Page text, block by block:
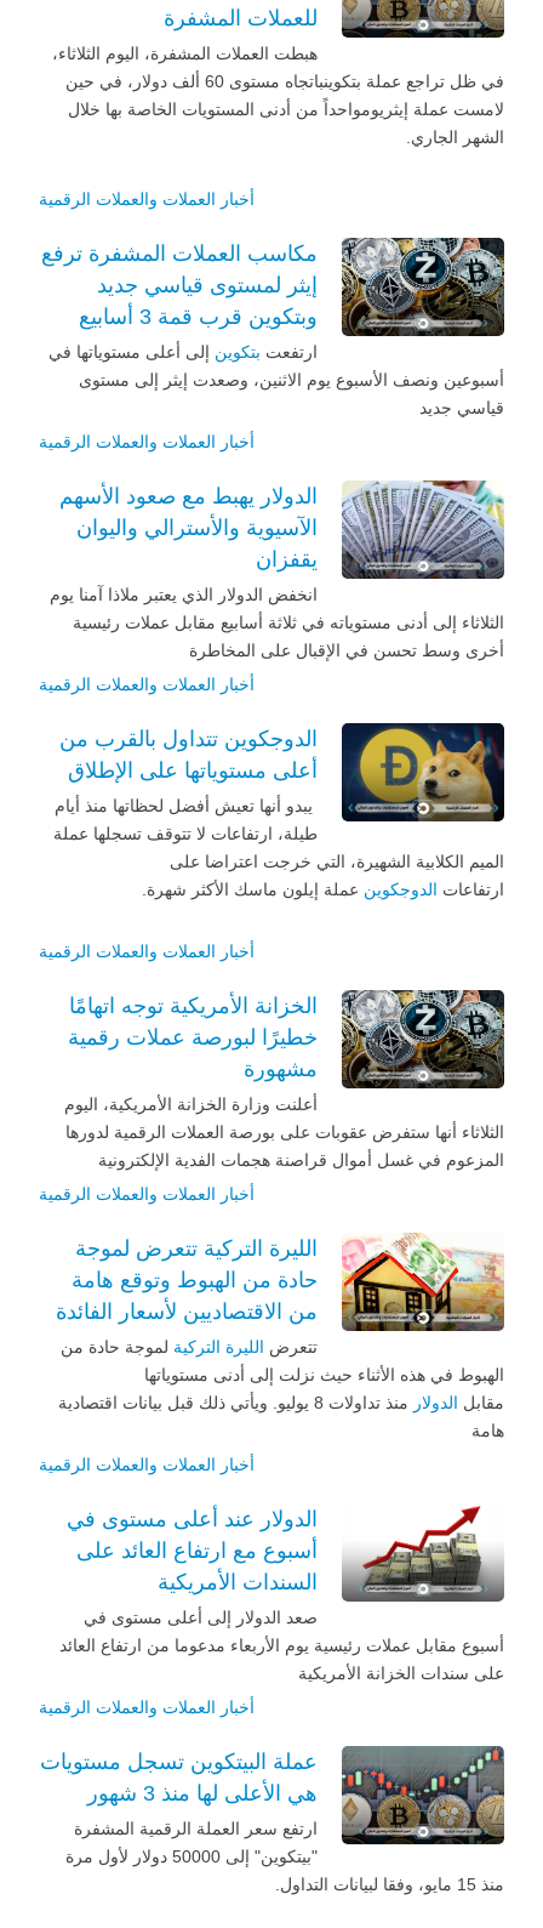
للعملات المشفرة
هبطت العملات المشفرة، اليوم الثلاثاء،
في ظل تراجع عملة بتكوينباتجاه مستوى 60 ألف دولار، في حين
لامست عملة إيثريومواحداً من أدنى المستويات الخاصة بها خلال
الشهر الجاري.
أخبار العملات والعملات الرقمية
مكاسب العملات المشفرة ترفع
إيثر لمستوى قياسي جديد
وبتكوين قرب قمة 3 أسابيع
ارتفعت بتكوين إلى أعلى مستوياتها في
أسبوعين ونصف الأسبوع يوم الاثنين، وصعدت إيثر إلى مستوى
قياسي جديد
أخبار العملات والعملات الرقمية
الدولار يهبط مع صعود الأسهم
الآسيوية والأسترالي واليوان
يقفزان
انخفض الدولار الذي يعتبر ملاذا آمنا يوم
الثلاثاء إلى أدنى مستوياته في ثلاثة أسابيع مقابل عملات رئيسية
أخرى وسط تحسن في الإقبال على المخاطرة
أخبار العملات والعملات الرقمية
الدوجكوين تتداول بالقرب من
أعلى مستوياتها على الإطلاق
يبدو أنها تعيش أفضل لحظاتها منذ أيام
طيلة، ارتفاعات لا تتوقف تسجلها عملة
الميم الكلابية الشهيرة، التي خرجت اعتراضا على
ارتفاعات الدوجكوين عملة إيلون ماسك الأكثر شهرة.
أخبار العملات والعملات الرقمية
الخزانة الأمريكية توجه اتهامًا
خطيرًا لبورصة عملات رقمية
مشهورة
أعلنت وزارة الخزانة الأمريكية، اليوم
الثلاثاء أنها ستفرض عقوبات على بورصة العملات الرقمية لدورها
المزعوم في غسل أموال قراصنة هجمات الفدية الإلكترونية
أخبار العملات والعملات الرقمية
الليرة التركية تتعرض لموجة
حادة من الهبوط وتوقع هامة
من الاقتصاديين لأسعار الفائدة
تتعرض الليرة التركية لموجة حادة من
الهبوط في هذه الأثناء حيث نزلت إلى أدنى مستوياتها
مقابل الدولار
منذ تداولات 8 يوليو. ويأتي ذلك قبل بيانات اقتصادية
هامة
أخبار العملات والعملات الرقمية
الدولار عند أعلى مستوى في
أسبوع مع ارتفاع العائد على
السندات الأمريكية
صعد الدولار إلى أعلى مستوى في
أسبوع مقابل عملات رئيسية يوم الأربعاء مدعوما من ارتفاع العائد
على سندات الخزانة الأمريكية
أخبار العملات والعملات الرقمية
عملة البيتكوين تسجل مستويات
هي الأعلى لها منذ 3 شهور
ارتفع سعر العملة الرقمية المشفرة
"بيتكوين" إلى 50000 دولار لأول مرة
منذ 15 مايو، وفقا لبيانات التداول.